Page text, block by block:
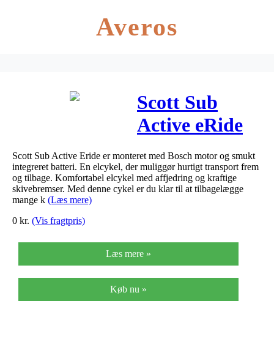
Averos
Scott Sub
Active eRide
Herre 2020 –
Grå
Scott Sub Active Eride er monteret med Bosch motor og smukt
integreret batteri. En elcykel, der muliggør hurtigt transport frem
og tilbage. Komfortabel elcykel med affjedring og kraftige
skivebremser. Med denne cykel er du klar til at tilbagelægge
mange k (Læs mere)
0 kr. (Vis fragtpris)
Læs mere »
Køb nu »